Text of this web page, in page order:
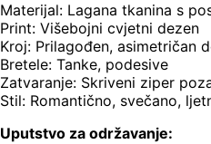
Materijal: Lagana tkanina s
Print: Višebojni cvjetni dezen
Kroj: Prilagođen, asimetričan
Bretele: Tanke, podesive
Zatvaranje: Skriveni ziper
Stil: Romantično, svečano,
Uputstvo za održavanje: